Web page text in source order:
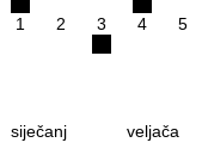
1 2 3 4 5
siječanj veljača